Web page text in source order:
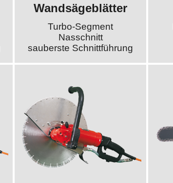
Wandsägeblätter
Turbo-Segment
Nasschnitt
sauberste Schnittführung